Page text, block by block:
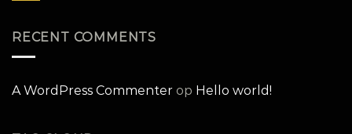
RECENT COMMENTS
A WordPress Commenter op Hello world!